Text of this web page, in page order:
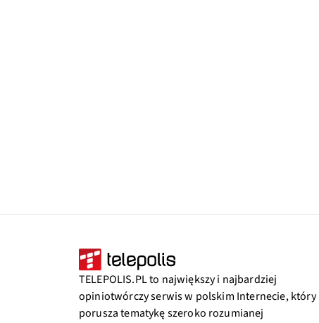
TELEPOLIS.PL to największy i najbardziej
opiniotwórczy serwis w polskim Internecie, który
porusza tematykę szeroko rozumianej